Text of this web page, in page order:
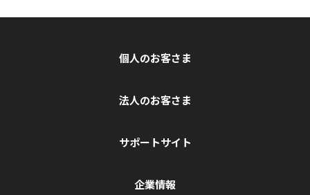
個人のお客さま
法人のお客さま
サポートサイト
企業情報